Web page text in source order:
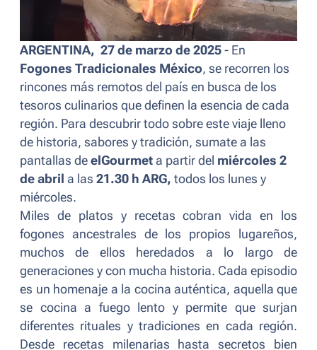
ARGENTINA, 27 de marzo de 2025 - En
Fogones Tradicionales México, se recorren los
rincones más remotos del país en busca de los
tesoros culinarios que definen la esencia de cada
región. Para descubrir todo sobre este viaje lleno
de historia, sabores y tradición, sumate a las
pantallas de elGourmet a partir del miércoles 2
de abril a las 21.30 h ARG, todos los lunes y
miércoles.
Miles de platos y recetas cobran vida en los
fogones ancestrales de los propios lugareños,
muchos de ellos heredados a lo largo de
generaciones y con mucha historia. Cada episodio
es un homenaje a la cocina auténtica, aquella que
se cocina a fuego lento y permite que surjan
diferentes rituales y tradiciones en cada región.
Desde recetas milenarias hasta secretos bien